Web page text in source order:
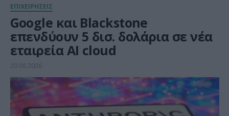
ΕΠΙΧΕΙΡΗΣΕΙΣ
Google και Blackstone
επενδύουν 5 δισ. δολάρια σε νέα
εταιρεία AI cloud
20.05.2026